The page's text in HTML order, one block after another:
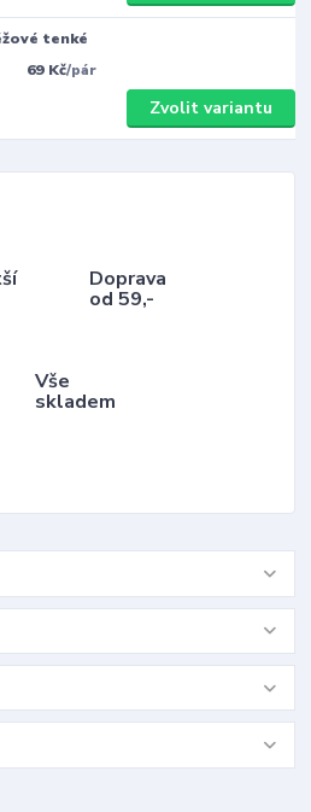
tenké
69 Kč/pár
Zvolit variantu
Doprava
od 59,-
Vše
skladem